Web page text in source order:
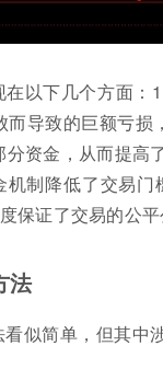
以下几个方面
导致的巨额亏
资金，从而提
制降低了交易
保证了交易的公
法
似简单，但其